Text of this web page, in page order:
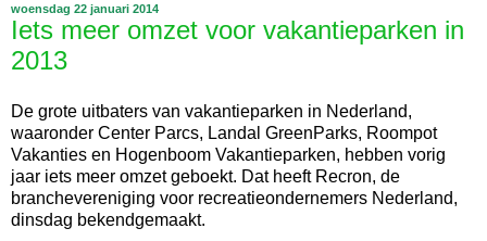
woensdag 22 januari 2014
Iets meer omzet voor vakantieparken in
2013
De grote uitbaters van vakantieparken in Nederland,
waaronder Center Parcs, Landal GreenParks, Roompot
Vakanties en Hogenboom Vakantieparken, hebben vorig
jaar iets meer omzet geboekt. Dat heeft Recron, de
branchevereniging voor recreatieondernemers Nederland,
dinsdag bekendgemaakt.